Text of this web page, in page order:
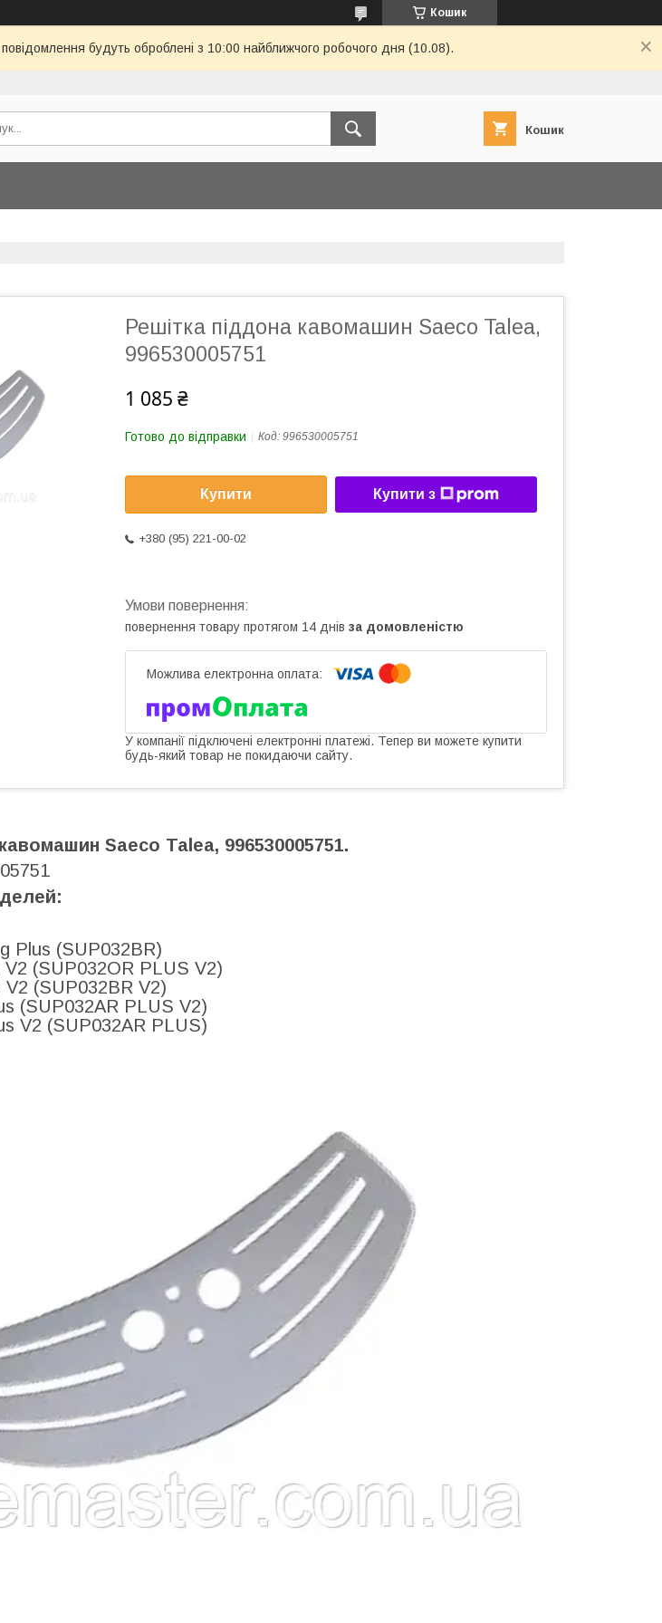
Кошик
будуть оброблені з 10:00 найближчого робочого дня (10.08).
Кошик
Решітка піддона кавомашин Saeco Talea,
996530005751
1 085 ₴
Готово до відправки Код: 996530005751
Купити Купити з
+380 (95) 221-00-02
повернення товару протягом 14 днів за домовленістю
У компанії підключені електронні платежі. Тепер ви можете купити
будь-який товар не покидаючи сайту.
Saeco Talea, 996530005751.
Plus (SUP032BR)
V2 (SUP032OR PLUS V2)
V2 (SUP032BR V2)
(SUP032AR PLUS V2)
V2 (SUP032AR PLUS)